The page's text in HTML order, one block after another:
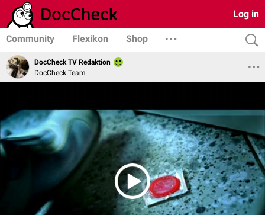
Log in
Community Flexikon Shop
DocCheck TV Redaktion
DocCheck Team